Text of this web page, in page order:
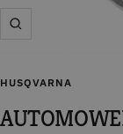
Zoom
HUSQVARNA